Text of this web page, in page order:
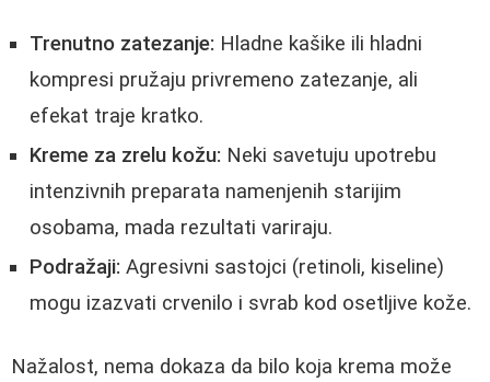
Trenutno zatezanje: Hladne kašike ili hladni
kompresi pružaju privremeno zatezanje, ali
efekat traje kratko.
Kreme za zrelu kožu: Neki savetuju upotrebu
intenzivnih preparata namenjenih starijim
osobama, mada rezultati variraju.
Podražaji: Agresivni sastojci (retinoli, kiseline)
mogu izazvati crvenilo i svrab kod osetljive kože.
Nažalost, nema dokaza da bilo koja krema može